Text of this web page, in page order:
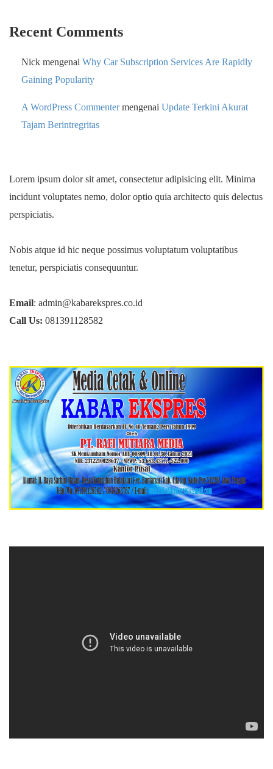
Recent Comments
Nick mengenai Why Car Subscription Services Are Rapidly
Gaining Popularity
A WordPress Commentermengenai Update Terkini Akurat
Tajam Berintregritas
Lorem ipsum dolor sit amet, consectetur adipisicing elit. Minima
incidunt voluptates nemo, dolor optio quia architecto quis delectus
perspiciatis.
Nobis atque id hic neque possimus voluptatum voluptatibus
tenetur, perspiciatis consequuntur.
Email: admin@kabarekspres.co.id
Call Us: 081391128582